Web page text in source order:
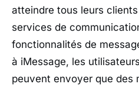
atteindre tous leurs
services de
fonctionnalités de
à iMessage, les
peuvent envoyer que des